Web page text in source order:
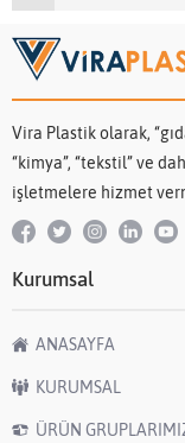
Vira Plastik olarak,
“kimya”, “tekstil” ve
işletmelere hizmet
Kurumsal
ANASAYFA
KURUMSAL
ÜRÜN